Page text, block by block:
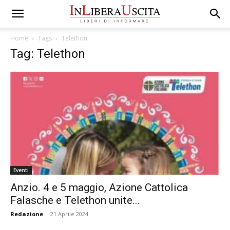
Home Tags Telethon
Tag: Telethon
Eventi
Anzio. 4 e 5 maggio, Azione Cattolica
Falasche e Telethon unite...
Redazione - 21 Aprile 2024